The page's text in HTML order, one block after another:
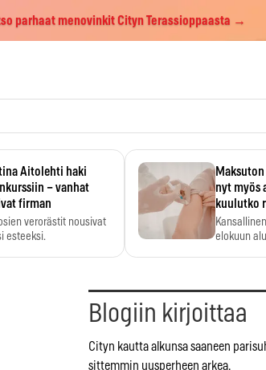
parhaat menovinkit Cityn Terassioppaasta →
Aitolehti haki
– vanhat
firman
verorästit nousivat
esteeksi.
nyt myös
kuulutko
elokuun
Blogiin kirjoittaa
Cityn kautta alkunsa saaneen
sittemmin uusperheen arkea.